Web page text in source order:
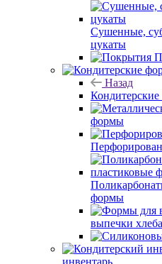
Сушенные,
цукаты
Назад
формы
формы
выпечки хлеба
инвентарь